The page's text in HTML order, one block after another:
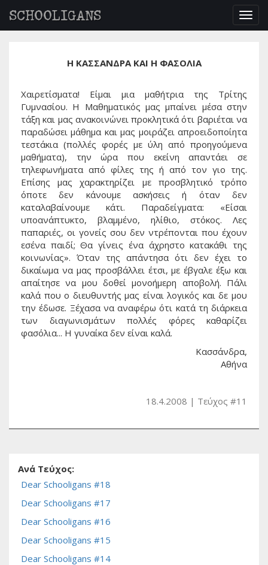
SCHOOLIGANS
Η ΚΑΣΣΑΝΔΡΑ ΚΑΙ Η ΦΑΣΟΛΙΑ
Χαιρετίσματα! Είμαι μια μαθήτρια της Τρίτης
Γυμνασίου. Η Μαθηματικός μας μπαίνει μέσα στην
τάξη και μας ανακοινώνει προκλητικά ότι βαριέται να
παραδώσει μάθημα και μας μοιράζει απροειδοποίητα
τεστάκια (πολλές φορές με ύλη από προηγούμενα
μαθήματα), την ώρα που εκείνη απαντάει σε
τηλεφωνήματα από φίλες της ή από τον γιο της.
Επίσης μας χαρακτηρίζει με προσβλητικό τρόπο
όποτε δεν κάνουμε ασκήσεις ή όταν δεν
καταλαβαίνουμε κάτι. Παραδείγματα: «Είσαι
υποανάπτυκτο, βλαμμένο, ηλίθιο, στόκος. Λες
παπαριές, οι γονείς σου δεν ντρέπονται που έχουν
εσένα παιδί; Θα γίνεις ένα άχρηστο κατακάθι της
κοινωνίας». Όταν της απάντησα ότι δεν έχει το
δικαίωμα να μας προσβάλλει έτσι, με έβγαλε έξω και
απαίτησε να μου δοθεί μονοήμερη αποβολή. Πάλι
καλά που ο διευθυντής μας είναι λογικός και δε μου
την έδωσε. Ξέχασα να αναφέρω ότι κατά τη διάρκεια
των διαγωνισμάτων πολλές φόρες καθαρίζει
φασόλια... Η γυναίκα δεν είναι καλά.
Κασσάνδρα,
Αθήνα
18.4.2008 Τεύχος #11
Ανά Τεύχος:
Dear Schooligans #18
Dear Schooligans #17
Dear Schooligans #16
Dear Schooligans #15
Dear Schooligans #14